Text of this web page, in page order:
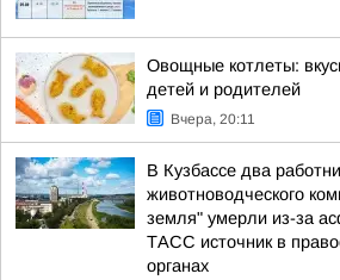
Овощные котлеты:
детей и родителей
Вчера, 20:11
В Кузбассе два
животноводческого
земля" умерли из-за
ТАСС источник в
органах